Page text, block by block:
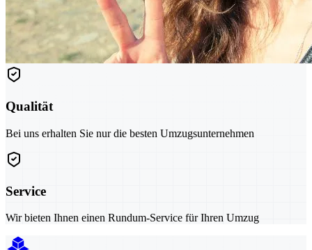
Qualität
Bei uns erhalten Sie nur die besten Umzugsunternehmen
Service
Wir bieten Ihnen einen Rundum-Service für Ihren Umzug